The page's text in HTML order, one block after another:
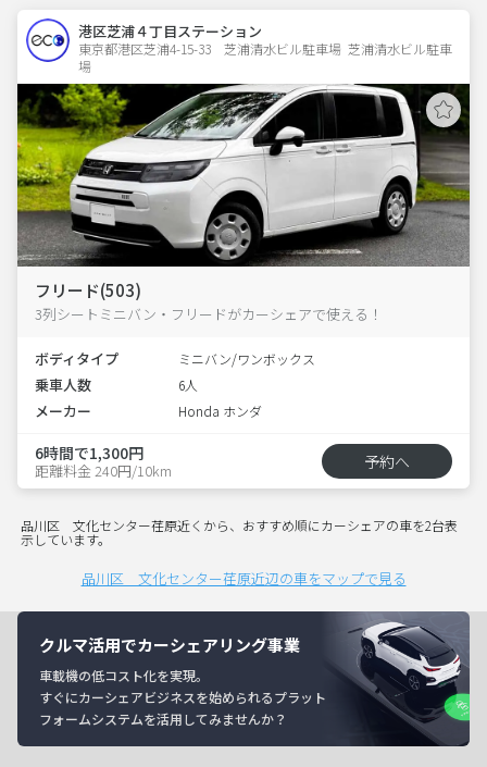
港区芝浦４丁目ステーション
東京都港区芝浦4-15-33　芝浦清水ビル駐車場  芝浦清水ビル駐車
場
フリード(503)
3列シートミニバン・フリードがカーシェアで使える！
ボディタイプ ミニバン/ワンボックス
乗車人数 6人
メーカー Honda ホンダ
6時間で1,300円
距離料金 240円/10km 予約へ
品川区 文化センター荏原近くから、おすすめ順にカーシェアの車を2台表
示しています。
品川区 文化センター荏原近辺の車をマップで見る
クルマ活用でカーシェアリング事業
車載機の低コスト化を実現。
すぐにカーシェアビジネスを始められるプラット
フォームシステムを活用してみませんか？